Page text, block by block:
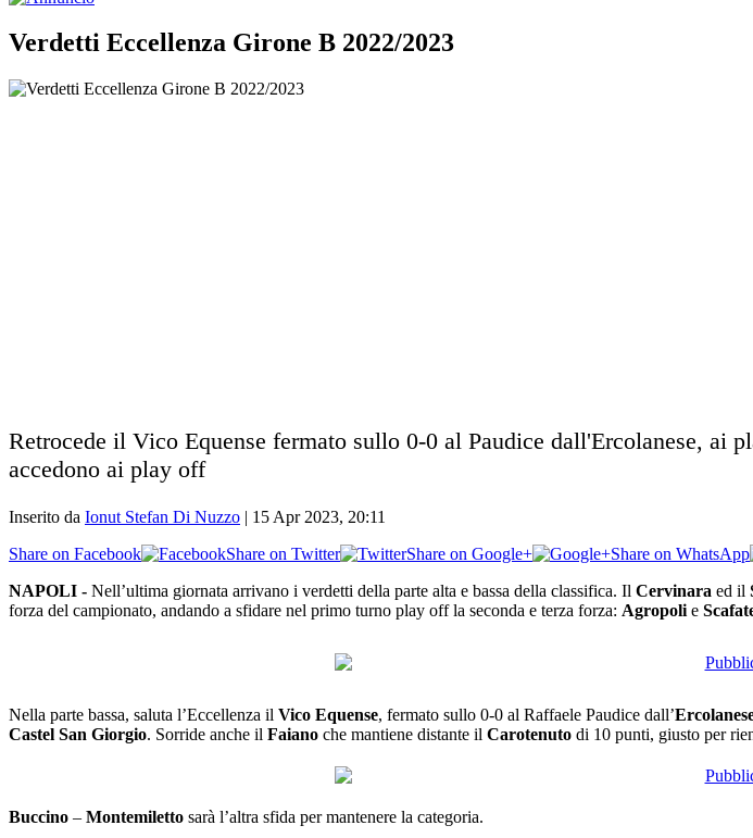
Verdetti Eccellenza Girone B 2022/2023
Retrocede il Vico Equense fermato sullo 0-0 al Paudice dall'Ercolanese, ai
accedono ai play off
Inserito da Ionut Stefan Di Nuzzo | 15 Apr 2023, 20:11
Share on Facebook
Share on Twitter Share on Google+
Share on WhatsApp
NAPOLI - Nell’ultima giornata arrivano i verdetti della parte alta e bassa della classifica. Il Cervinara ed il
forza del campionato, andando a sfidare nel primo turno play off la seconda e terza forza: Agropoli e
Nella parte bassa, saluta l’Eccellenza il Vico Equense, fermato sullo 0-0 al Raffaele Paudice dall’
Castel San Giorgio. Sorride anche il Faiano che mantiene distante il Carotenuto di 10 punti, giusto per
Buccino – Montemiletto sarà l’altra sfida per mantenere la categoria.